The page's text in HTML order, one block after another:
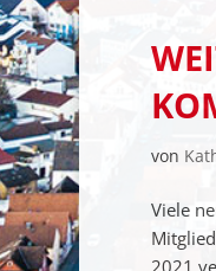
von
Viele